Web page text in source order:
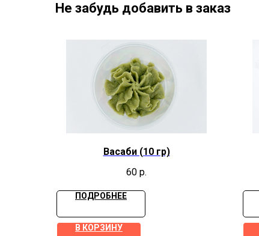
Не забудь добавить в заказ
Васаби (10 гр)
60 р.
ПОДРОБНЕЕ
В КОРЗИНУ